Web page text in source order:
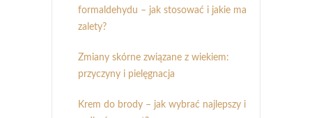
formaldehydu – jak stosować i jakie ma
zalety?
Zmiany skórne związane z wiekiem:
przyczyny i pielęgnacja
Krem do brody – jak wybrać najlepszy i